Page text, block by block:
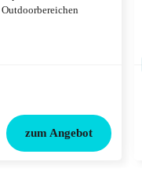
zum Angebot